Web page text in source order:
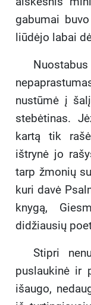
gabumai
liūdėjo labai
nustūmė į
stebėtinas.
kartą tik
ištrynė jo
tarp žmonių
kuri davė
knygą,
didžiausių
Stipri
puslaukinė ir
išaugo,